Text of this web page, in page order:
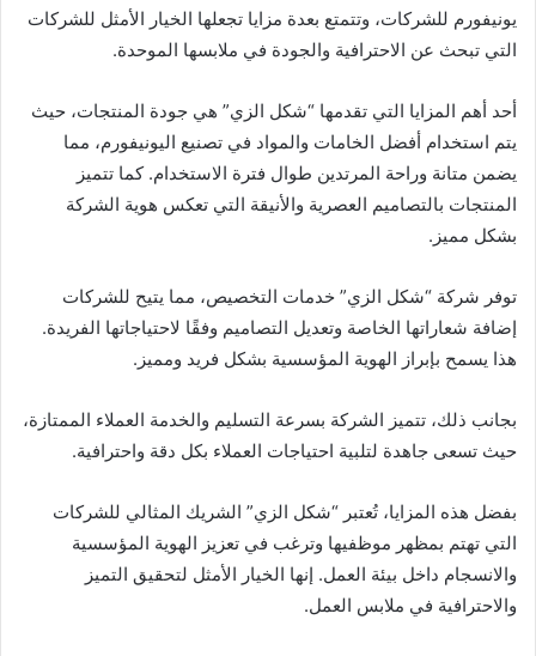
يونيفورم للشركات، وتتمتع بعدة مزايا تجعلها الخيار الأمثل للشركات
التي تبحث عن الاحترافية والجودة في ملابسها الموحدة.
أحد أهم المزايا التي تقدمها “شكل الزي” هي جودة المنتجات، حيث
يتم استخدام أفضل الخامات والمواد في تصنيع اليونيفورم، مما
يضمن متانة وراحة المرتدين طوال فترة الاستخدام. كما تتميز
المنتجات بالتصاميم العصرية والأنيقة التي تعكس هوية الشركة
بشكل مميز.
توفر شركة “شكل الزي” خدمات التخصيص، مما يتيح للشركات
إضافة شعاراتها الخاصة وتعديل التصاميم وفقًا لاحتياجاتها الفريدة.
هذا يسمح بإبراز الهوية المؤسسية بشكل فريد ومميز.
بجانب ذلك، تتميز الشركة بسرعة التسليم والخدمة العملاء الممتازة،
حيث تسعى جاهدة لتلبية احتياجات العملاء بكل دقة واحترافية.
بفضل هذه المزايا، تُعتبر “شكل الزي” الشريك المثالي للشركات
التي تهتم بمظهر موظفيها وترغب في تعزيز الهوية المؤسسية
والانسجام داخل بيئة العمل. إنها الخيار الأمثل لتحقيق التميز
والاحترافية في ملابس العمل.